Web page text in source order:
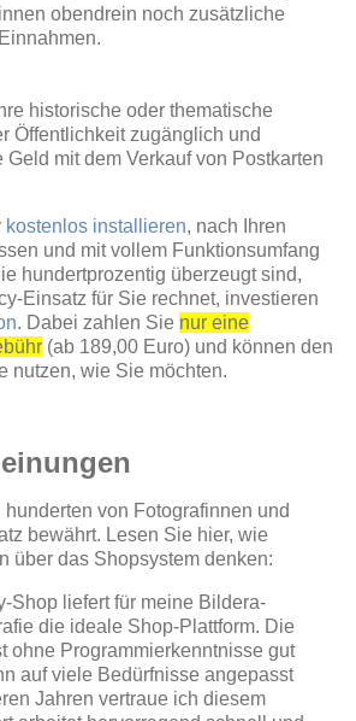
obendrein noch zusätzliche
historische oder thematische
Öffentlichkeit zugänglich und
Geld mit dem Verkauf von Postkarten
kostenlos installieren, nach Ihren
und mit vollem Funktionsumfang
hundertprozentig überzeugt sind,
Einsatz für Sie rechnet, investieren
. Dabei zahlen Sie nur eine
(ab 189,00 Euro) und können den
nutzen, wie Sie möchten.
von Fotografinnen und
bewährt. Lesen Sie hier, wie
über das Shopsystem denken:
Shop liefert für meine Bildera-
die ideale Shop-Plattform. Die
ohne Programmierkenntnisse gut
auf viele Bedürfnisse angepasst
Jahren vertraue ich diesem